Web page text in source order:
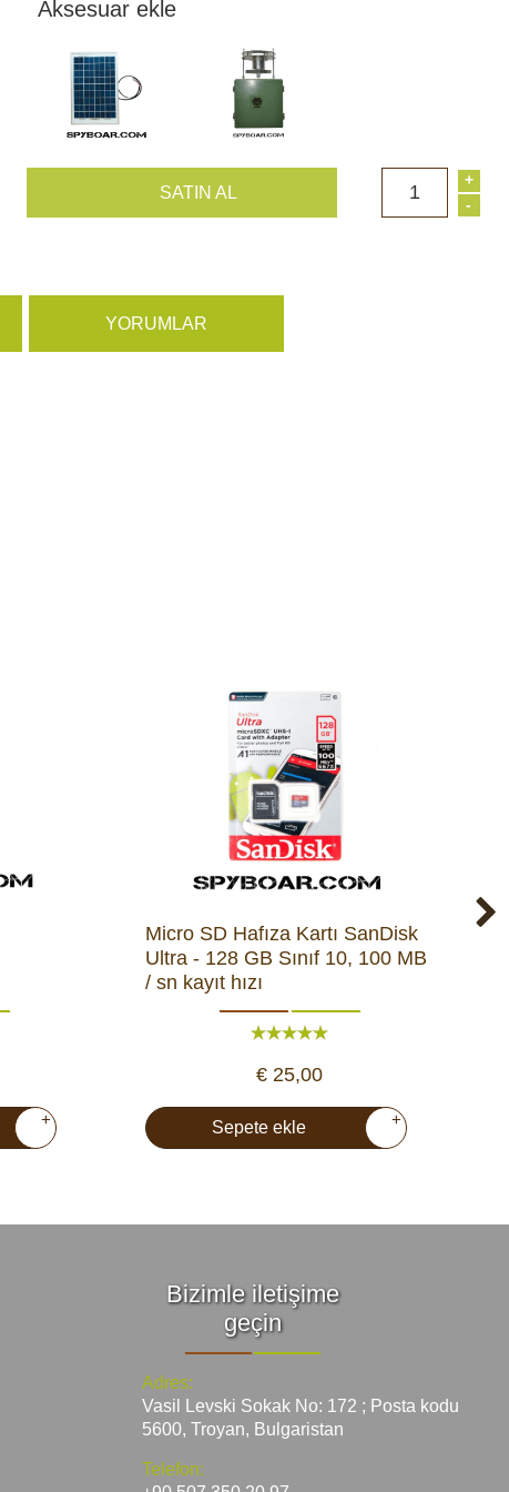
Aksesuar ekle
SATIN AL 1
-
+
YORUMLAR
+
Micro SD Hafıza Kartı SanDisk
Ultra - 128 GB Sınıf 10, 100 MB
/ sn kayıt hızı
€ 25,00
Sepete ekle +
Bizimle iletişime
geçin
Adres:
Vasil Levski Sokak No: 172 ; Posta kodu
5600, Troyan, Bulgaristan
Telefon: